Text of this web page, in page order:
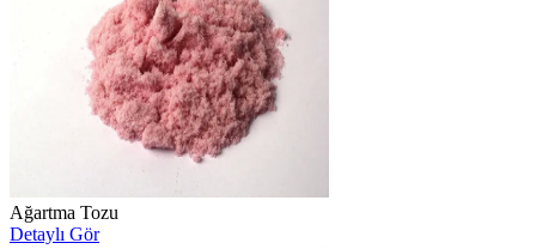
Ağartma Tozu
Detaylı Gör